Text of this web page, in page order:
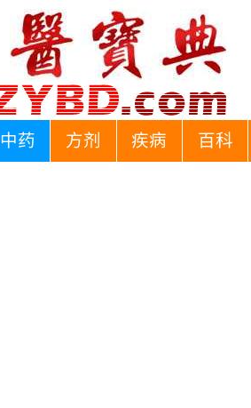
中药 方剂 疾病 百科